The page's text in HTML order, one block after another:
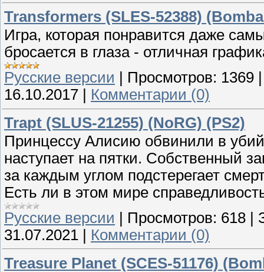
Transformers (SLES-52388)
Игра, которая понравится даже
бросается в глаза - отличная
Русские версии
Просмотров: 1369
16.10.2017
Комментарии (0)
Trapt (SLUS-21255) (NoRG) (PS2)
Принцессу Алисию обвинили в
наступает на пятки. Собственный
за каждым углом подстерегает
Есть ли в этом мире
Русские версии
Просмотров: 618
31.07.2021
Комментарии (0)
Treasure Planet (SCES-51176)